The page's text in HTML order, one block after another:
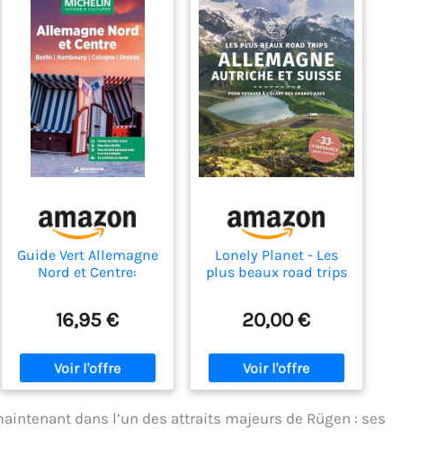
Guide Vert Allemagne
Nord et Centre:
16,95 €
Lonely Planet - Les
plus beaux road trips
Inspirations,
expériences
20,00 €
dans l’un des attraits majeurs de Rügen : ses